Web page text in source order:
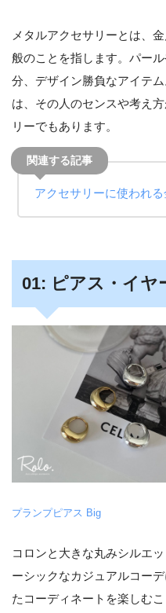
メタルアクセサリーとは、
般のことを指します。パー
分、デザイン勝負なアイテ
は、その人のセンスや考え
リーでもあります。
アクセサリーに使われ
01: ピアス・イヤ
プランプピアス Big
コロンと大きな丸みシルエ
ーシックなカジュアルコー
たコーディネートを楽しむ